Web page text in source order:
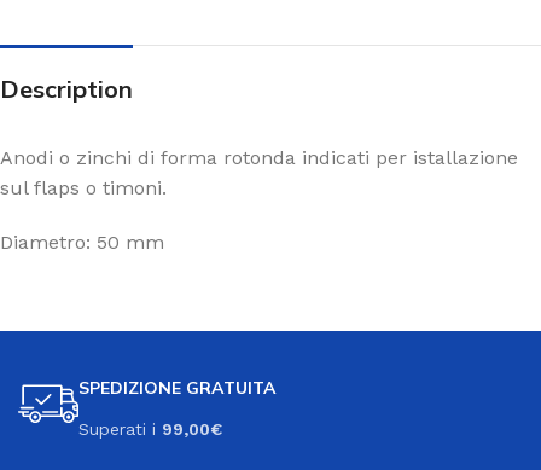
Description
Anodi o zinchi di forma rotonda indicati per istallazione
sul flaps o timoni.
Diametro: 50 mm
SPEDIZIONE GRATUITA
Superati i 99,00€